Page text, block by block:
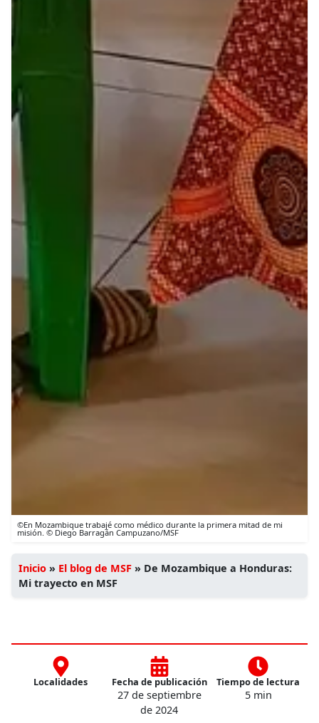
©En Mozambique trabajé como médico durante la primera mitad de mi
misión. © Diego Barragán Campuzano/MSF
Inicio » El blog de MSF » De Mozambique a Honduras:
Mi trayecto en MSF
Localidades Fecha de publicación
27 de septiembre
de 2024
Tiempo de lectura
5 min